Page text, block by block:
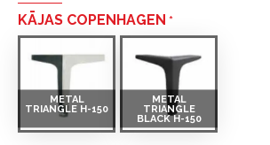
KĀJAS COPENHAGEN
METAL
TRIANGLE H-150
METAL
TRIANGLE
BLACK H-150